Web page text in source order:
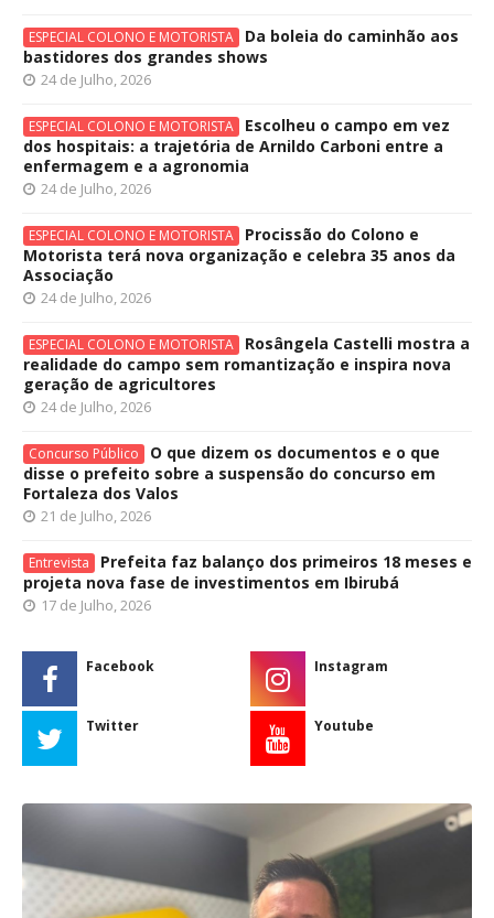
ESPECIAL COLONO E MOTORISTA
Da boleia do caminhão aos
bastidores dos grandes shows
24 de Julho, 2026
ESPECIAL COLONO E MOTORISTA
Escolheu o campo em vez
dos hospitais: a trajetória de Arnildo Carboni entre a
enfermagem e a agronomia
24 de Julho, 2026
ESPECIAL COLONO E MOTORISTA
Procissão do Colono e
Motorista terá nova organização e celebra 35 anos da
Associação
24 de Julho, 2026
ESPECIAL COLONO E MOTORISTA
Rosângela Castelli mostra a
realidade do campo sem romantização e inspira nova
geração de agricultores
24 de Julho, 2026
Concurso Público
O que dizem os documentos e o que
disse o prefeito sobre a suspensão do concurso em
Fortaleza dos Valos
21 de Julho, 2026
Entrevista
Prefeita faz balanço dos primeiros 18 meses e
projeta nova fase de investimentos em Ibirubá
17 de Julho, 2026
Facebook Instagram
Twitter Youtube